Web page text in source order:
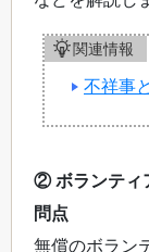
関連情報
不祥事
② ボランティ
問点
無償のボラン